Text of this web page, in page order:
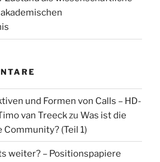
und Formen von Calls – HD-
van Treeckzu Was ist die
(Teil 1)
weiter? – Positionspapiere